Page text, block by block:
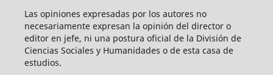
Las opiniones expresadas por los autores no
necesariamente expresan la opinión del director o
editor en jefe, ni una postura oficial de la División de
Ciencias Sociales y Humanidades o de esta casa de
estudios.